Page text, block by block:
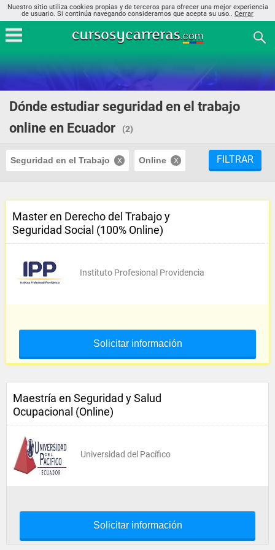
Nuestro sitio utiliza cookies propias y de terceros para ofrecer una mejor experiencia
de usuario. Si continúa navegando consideramos que acepta su uso.. Cerrar
Dónde estudiar seguridad en el trabajo
online en Ecuador
(2)
Seguridad en el Trabajo Online FILTRAR
Master en Derecho del Trabajo y
Seguridad Social (100% Online)
Instituto Profesional Providencia
Solicitar información
Maestría en Seguridad y Salud
Ocupacional (Online)
Universidad del Pacífico
Solicitar información